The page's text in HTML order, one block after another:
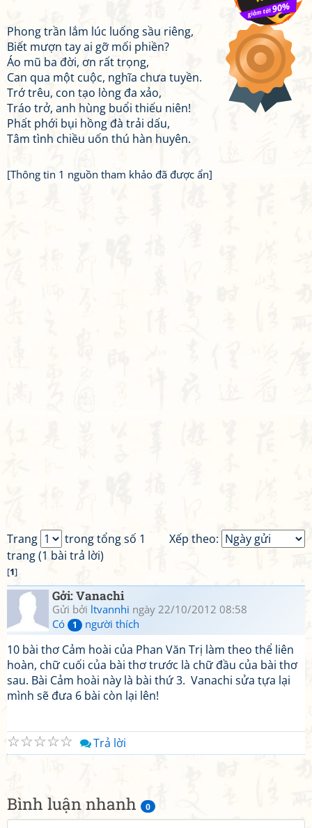
Bình luận nhanh 0
Phong trần lắm lúc luống sầu riêng,
Biết mượn tay ai gỡ mối phiền?
Áo mũ ba đời, ơn rất trọng,
Can qua một cuộc, nghĩa chưa tuyền.
Trớ trêu, con tạo lòng đa xảo,
Tráo trở, anh hùng buổi thiếu niên!
Phất phới bụi hồng đà trải dấu,
Tâm tình chiều uốn thú hàn huyên.
[Thông tin 1 nguồn tham khảo đã được ẩn]
Xếp theo:
Trang
trong tổng số 1
trang (1 bài trả lời)
[1]
Gởi: Vanachi
Gửi bởi ltvannhi ngày 22/10/2012 08:58
Có
1 người thích
10 bài thơ Cảm hoài của Phan Văn Trị làm theo thể liên
hoàn, chữ cuối của bài thơ trước là chữ đầu của bài thơ
sau. Bài Cảm hoài này là bài thứ 3. Vanachi sửa tựa lại
mình sẽ đưa 6 bài còn lại lên!
☆
☆
☆
☆
☆ Trả lời